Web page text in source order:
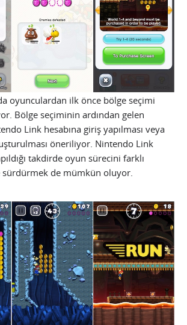
oyunculardan ilk önce bölge seçimi
Bölge seçiminin ardından gelen
Link hesabına giriş yapılması veya
öneriliyor. Nintendo Link
takdirde oyun sürecini farklı
sürdürmek de mümkün oluyor.